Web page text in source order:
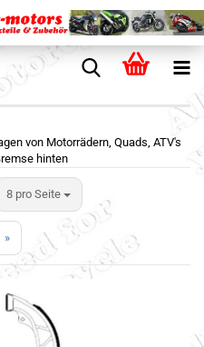
von Motorrädern, Quads, ATV's
hinten
8 pro Seite
»